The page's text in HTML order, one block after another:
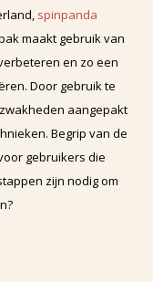
spinpanda
maakt gebruik van
en zo een
Door gebruik te
aangepakt
Begrip van de
gebruikers die
zijn nodig om